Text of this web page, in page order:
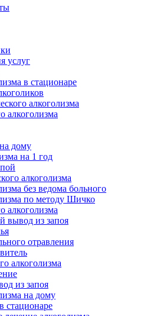
услуг
в стационаре
алкоголизма
алкоголизма
дому
на 1 год
алкоголизма
без ведома больного
по методу Шичко
алкоголизма
вывод из запоя
отравления
алкоголизма
из запоя
на дому
стационаре